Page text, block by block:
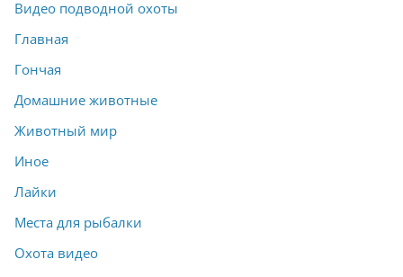
Видео подводной охоты
Главная
Гончая
Домашние животные
Животный мир
Иное
Лайки
Места для рыбалки
Охота видео